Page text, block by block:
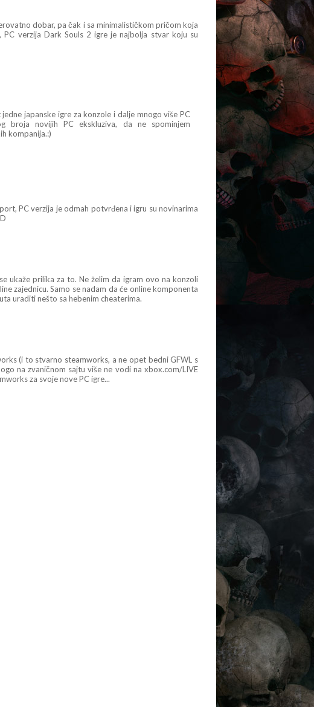
dobar, pa čak i sa minimalističkom pričom koja
verzija Dark Souls 2 igre je najbolja stvar koju su
japanske igre za konzole i dalje mnogo više PC
broja novijih PC ekskluziva, da ne spominjem
kompanija.:)
PC verzija je odmah potvrđena i igru su novinarima
ukaže prilika za to. Ne želim da igram ovo na konzoli
zajednicu. Samo se nadam da će online komponenta
uraditi nešto sa hebenim cheaterima.
(i to stvarno steamworks, a ne opet bedni GFWL s
na zvaničnom sajtu više ne vodi na xbox.com/LIVE
za svoje nove PC igre...